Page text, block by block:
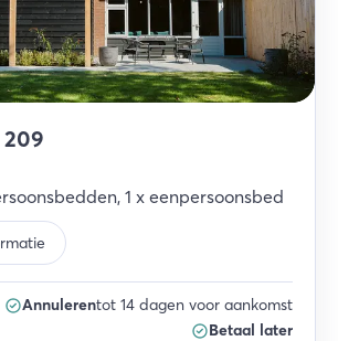
, 1 x eenpersoonsbed
Annulerentot 14 dagen voor aankomst
Betaal later